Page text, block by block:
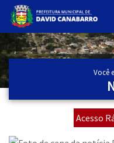
Ir para conteúdo principal
Conteúdo Principal
Você